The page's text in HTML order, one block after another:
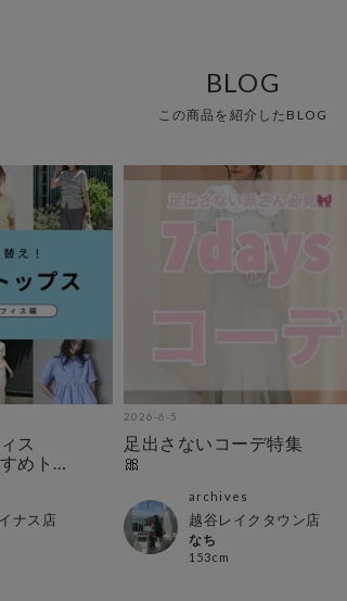
BLOG
この商品を紹介したBLOG
ス
めト
ナス店
2026-6-5
足出さないコーデ特集
🎀
archives
越谷レイクタウン店
なち
153cm